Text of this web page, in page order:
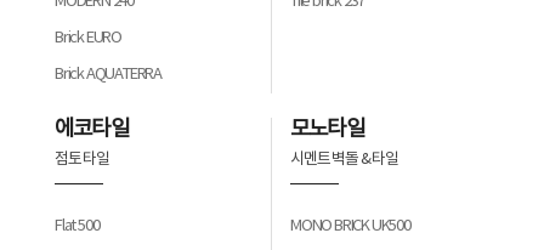
Brick EURO
Brick AQUATERRA
에코타일
점토 타일
Flat 500
모노타일
시멘트 벽돌 & 타일
MONO BRICK UK500